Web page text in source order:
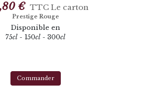
€ TTC Le carton
Prestige Rouge
Disponible en
75cl - 150cl - 300cl
Commander